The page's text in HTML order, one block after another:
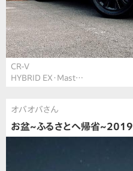
CR-V
HYBRID EX・Mast…
オバオバさん
お盆~ふるさとへ帰省~2019